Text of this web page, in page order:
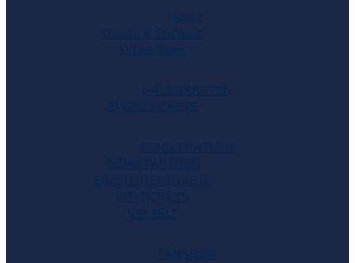
Kader
Coach- & Staffteam
Off Ice Team
DAUERKARTEN
EINZELTICKETS
ECHte PARTNER
ECHte PARTNER
EINSTEIGERPAKETE
VIP-TICKETS
VIP-ZELT
FANSHOP